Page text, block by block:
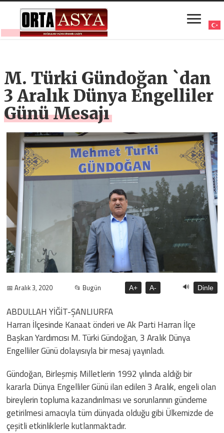
M. Türki Gündoğan `dan
3 Aralık Dünya Engelliler
Günü Mesajı
📅 Aralık 3, 2020 📂 Bugün A+ A- 🔊 Dinle
ABDULLAH YİĞİT-ŞANLIURFA
Harran İlçesinde Kanaat önderi ve Ak Parti Harran İlçe
Başkan Yardımcısı M. Türki Gündoğan, 3 Aralık Dünya
Engelliler Günü dolayısıyla bir mesaj yayınladı.
Gündoğan, Birleşmiş Milletlerin 1992 yılında aldığı bir
kararla Dünya Engelliler Günü ilan edilen 3 Aralık, engeli olan
bireylerin topluma kazandırılması ve sorunlarının gündeme
getirilmesi amacıyla tüm dünyada olduğu gibi Ülkemizde de
çeşitli etkinliklerle kutlanmaktadır.